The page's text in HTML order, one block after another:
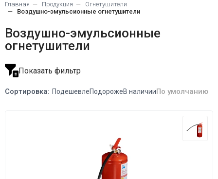
Главная Продукция
Огнетушители
Воздушно-эмульсионные огнетушители
Воздушно-эмульсионные
огнетушители
Показать фильтр
Сортировка: ПодешевлеПодорожеВ наличииПо умолчанию